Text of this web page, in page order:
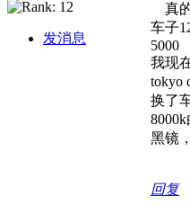
发消息
真
车子
5000
我现
tokyo
换了
黑镜
回复